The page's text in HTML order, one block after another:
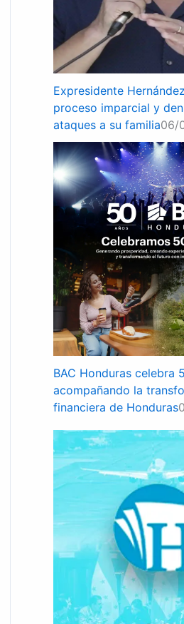
Expresidente
proceso imparcial y
ataques a su familia06/
BAC Honduras celebra
acompañando la
financiera de Honduras